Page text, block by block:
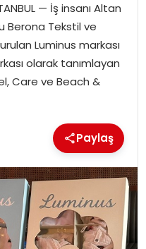
— İş insanı Altan
Berona Tekstil ve
Luminus markası
olarak tanımlayan
Care ve Beach &
Paylaş